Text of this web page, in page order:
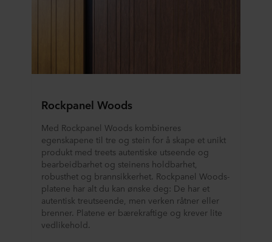
Rockpanel Woods
Med Rockpanel Woods kombineres
egenskapene til tre og stein for å skape et unikt
produkt med treets autentiske utseende og
bearbeidbarhet og steinens holdbarhet,
robusthet og brannsikkerhet. Rockpanel Woods-
platene har alt du kan ønske deg: De har et
autentisk treutseende, men verken råtner eller
brenner. Platene er bærekraftige og krever lite
vedlikehold.